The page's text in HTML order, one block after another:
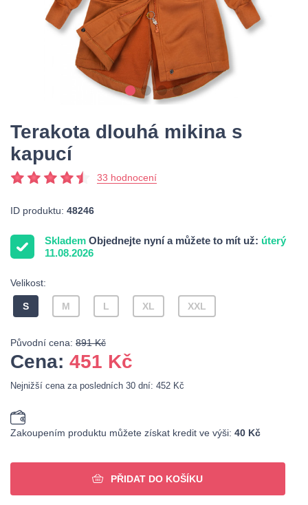
Terakota dlouhá mikina s
kapucí
33 hodnocení
ID produktu: 48246
Skladem Objednejte nyní a můžete to mít už: úterý
11.08.2026
Velikost:
S M L XL XXL
Původní cena: 891 Kč
Cena: 451 Kč
Nejnižší cena za posledních 30 dní: 452 Kč
Zakoupením produktu můžete získat kredit ve výši: 40 Kč
PŘIDAT DO KOŠÍKU